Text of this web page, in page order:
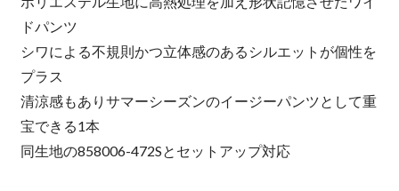
ドパンツ
シワによる不規則かつ立体感のあるシルエットが個性を
プラス
清涼感もありサマーシーズンのイージーパンツとして重
宝できる1本
同生地の858006-472Sとセットアップ対応